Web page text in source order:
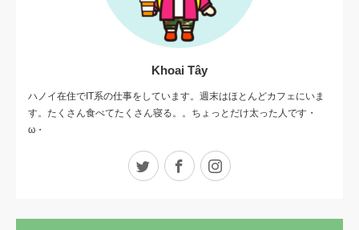
Khoai Tây
ハノイ在住でIT系の仕事をしています。週末はほとんどカフェにいま
す。たくさん食べてたくさん寝る。。ちょっとだけ太った人です・
ω・
Twitter Facebook